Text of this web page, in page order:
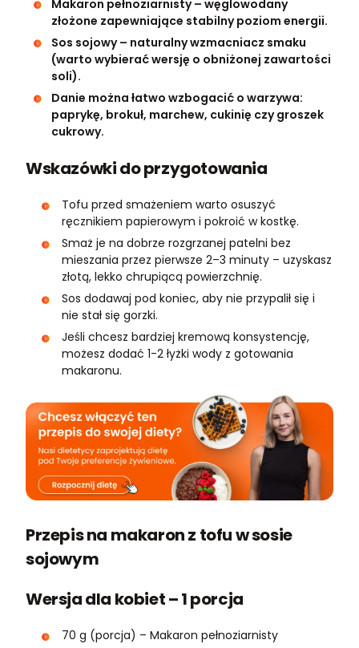
Makaron pełnoziarnisty – węglowodany
złożone zapewniające stabilny poziom energii.
Sos sojowy – naturalny wzmacniacz smaku
(warto wybierać wersję o obniżonej zawartości
soli).
Danie można łatwo wzbogacić o warzywa:
paprykę, brokuł, marchew, cukinię czy groszek
cukrowy.
Wskazówki do przygotowania
Tofu przed smażeniem warto osuszyć
ręcznikiem papierowym i pokroić w kostkę.
Smaż je na dobrze rozgrzanej patelni bez
mieszania przez pierwsze 2–3 minuty – uzyskasz
złotą, lekko chrupiącą powierzchnię.
Sos dodawaj pod koniec, aby nie przypalił się i
nie stał się gorzki.
Jeśli chcesz bardziej kremową konsystencję,
możesz dodać 1-2 łyżki wody z gotowania
makaronu.
Przepis na makaron z tofu w sosie
sojowym
Wersja dla kobiet – 1 porcja
70 g (porcja) – Makaron pełnoziarnisty